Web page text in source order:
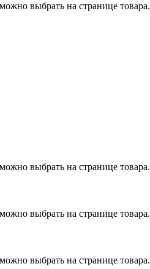
выбрать на странице товара.
выбрать на странице товара.
выбрать на странице товара.
выбрать на странице товара.